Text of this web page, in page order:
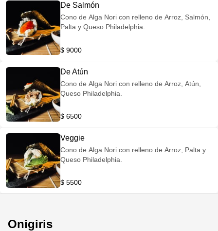
De Salmón
Cono de Alga Nori con relleno de Arroz, Salmón,
Palta y Queso Philadelphia.
$ 9000
De Atún
Cono de Alga Nori con relleno de Arroz, Atún,
Queso Philadelphia.
$ 6500
Veggie
Cono de Alga Nori con relleno de Arroz, Palta y
Queso Philadelphia.
$ 5500
Onigiris